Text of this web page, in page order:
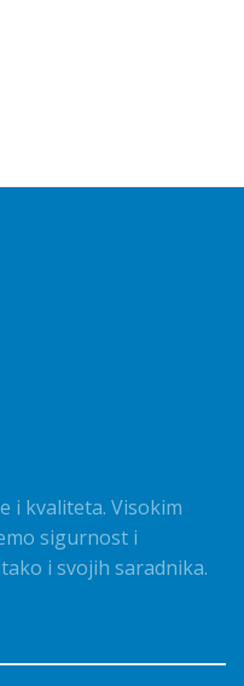
i kvaliteta. Visokim
sigurnost i
i svojih saradnika.